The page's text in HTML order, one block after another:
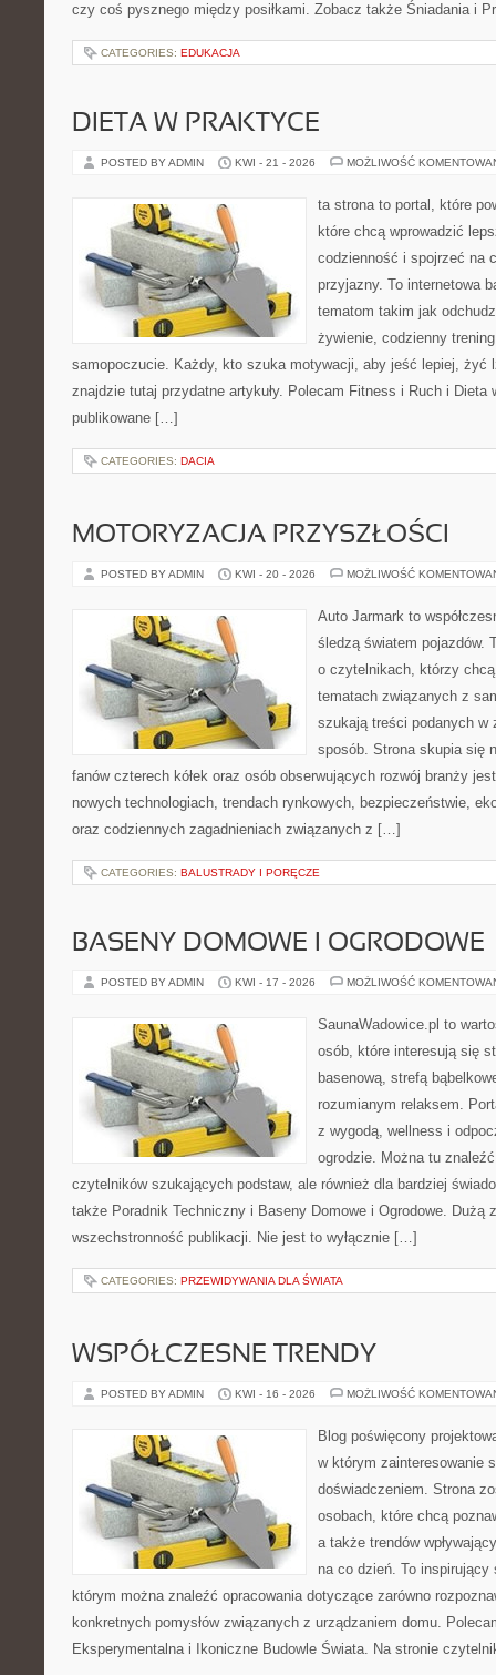
czy coś pysznego między posiłkami. Zobacz także Śniadania i
CATEGORIES: EDUKACJA
DIETA W PRAKTYCE
POSTED BY ADMIN KWI - 21 - 2026 MOŻLIWOŚĆ
ta strona to portal, które
które chcą wprowadzić
codzienność i spojrzeć na
przyjazny. To internetowa
tematom takim jak
żywienie, codzienny
samopoczucie. Każdy, kto szuka motywacji, aby jeść lepiej, żyć
znajdzie tutaj przydatne artykuły. Polecam Fitness i Ruch i Dieta
publikowane […]
CATEGORIES: DACIA
MOTORYZACJA PRZYSZŁOŚCI
POSTED BY ADMIN KWI - 20 - 2026 MOŻLIWOŚĆ
Auto Jarmark to
śledzą światem pojazdów.
o czytelnikach, którzy
tematach związanych z
szukają treści podanych w
sposób. Strona skupia się
fanów czterech kółek oraz osób obserwujących rozwój branży
nowych technologiach, trendach rynkowych, bezpieczeństwie,
oraz codziennych zagadnieniach związanych z […]
CATEGORIES: BALUSTRADY I PORĘCZE
BASENY DOMOWE I OGRODOWE
POSTED BY ADMIN KWI - 17 - 2026 MOŻLIWOŚĆ
SaunaWadowice.pl to
osób, które interesują się
basenową, strefą
rozumianym relaksem.
z wygodą, wellness i
ogrodzie. Można tu
czytelników szukających podstaw, ale również dla bardziej
także Poradnik Techniczny i Baseny Domowe i Ogrodowe. Dużą
wszechstronność publikacji. Nie jest to wyłącznie […]
CATEGORIES: PRZEWIDYWANIA DLA ŚWIATA
WSPÓŁCZESNE TRENDY
POSTED BY ADMIN KWI - 16 - 2026 MOŻLIWOŚĆ
Blog poświęcony
w którym zainteresowanie
doświadczeniem. Strona
osobach, które chcą
a także trendów
na co dzień. To
którym można znaleźć opracowania dotyczące zarówno
konkretnych pomysłów związanych z urządzaniem domu.
Eksperymentalna i Ikoniczne Budowle Świata. Na stronie